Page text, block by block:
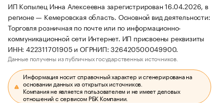
ИП Копылец Инна Алексеевна зарегистрирован 16.04.2026, в
регионе — Кемеровская область. Основной вид деятельности:
Торговля розничная по почте или по информационно-
коммуникационной сети Интернет. ИП присвоены реквизиты
ИНН: 422311701905 и ОГРНИП: 326420500049900.
Данные получены из публичных государственных источников.
Информация носит справочный характер и сгенерирована на
основании данных из открытых источников.
Компания не является пользователем и не имеет деловых
отношений с сервисом РБК Компании.